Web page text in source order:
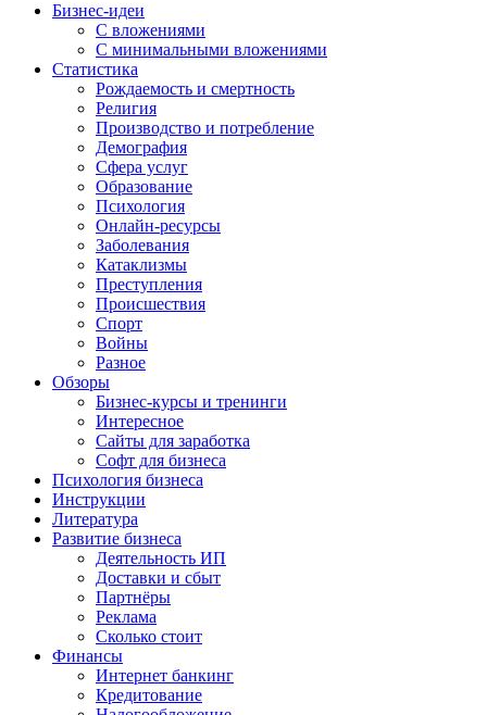
Бизнес-идеи
С вложениями
С минимальными вложениями
Статистика
Рождаемость и смертность
Религия
Производство и потребление
Демография
Сфера услуг
Образование
Психология
Онлайн-ресурсы
Заболевания
Катаклизмы
Преступления
Происшествия
Спорт
Войны
Разное
Обзоры
Бизнес-курсы и тренинги
Интересное
Сайты для заработка
Софт для бизнеса
Психология бизнеса
Инструкции
Литература
Развитие бизнеса
Деятельность ИП
Доставки и сбыт
Партнёры
Реклама
Сколько стоит
Финансы
Интернет банкинг
Кредитование